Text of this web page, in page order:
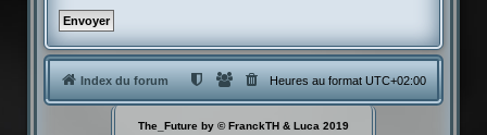
r
Index du forum Heures au formatUTC+02:00
The_Future by © FranckTH & Luca 2019